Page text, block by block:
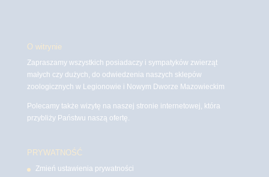
O witrynie
Zapraszamy wszystkich posiadaczy i sympatyków zwierząt
małych czy dużych, do odwiedzenia naszych sklepów
zoologicznych w Legionowie i Nowym Dworze Mazowieckim
Polecamy także wizytę na naszej stronie internetowej, która
przybliży Państwu naszą ofertę.
PRYWATNOŚĆ
Zmień ustawienia prywatności